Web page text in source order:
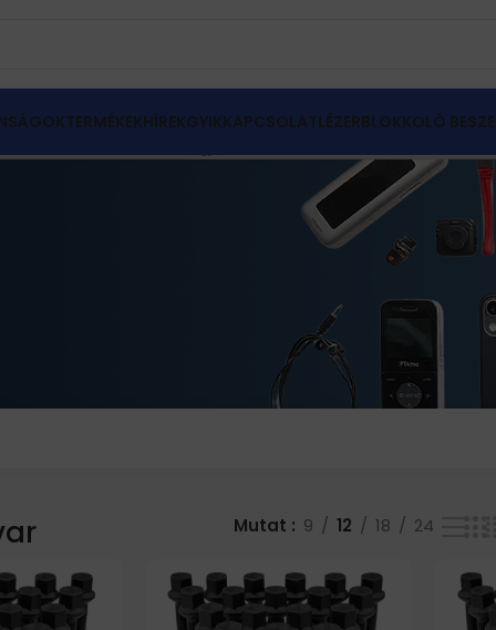
TERMÉKEKHÍREKGYIKKAPCSOLATLÉZERBLOKKOLÓ
Mutat 9 12 18 24